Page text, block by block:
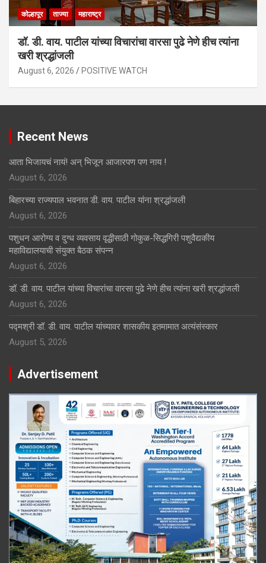
कोल्हापूर ताज्या महाराष्ट्र
डॉ. डी. वाय. पाटील यांच्या विचारांचा वारसा पुढे नेणे हीच त्यांना
खरी श्रद्धांजली
August 6, 2026 POSITIVE WATCH
Recent News
आता भिजायचं नायं! अन् भिजून आजारपण पण नाय !
August 6, 2026
बिहारच्या राज्यपाल भवनात डी. वाय. पाटील यांना श्रद्धांजली
August 6, 2026
पशुधन आरोग्य व दुग्ध व्यवसाय वृद्धीसाठी गोकुळ-सिद्धगिरी पशुवैद्यकीय
महाविद्यालयाची संयुक्त बैठक संपन्न
August 6, 2026
डॉ. डी. वाय. पाटील यांच्या विचारांचा वारसा पुढे नेणे हीच त्यांना खरी श्रद्धांजली
August 6, 2026
पद्मश्री डॉ. डी. वाय. पाटील यांच्यावर शासकीय इतमामात अत्यंसंस्कार
August 5, 2026
Advertisement